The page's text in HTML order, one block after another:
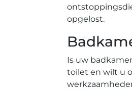
opgelost.
Is uw
toilet en wilt u